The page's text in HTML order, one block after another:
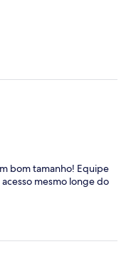
bom tamanho! Equipe
mesmo longe do